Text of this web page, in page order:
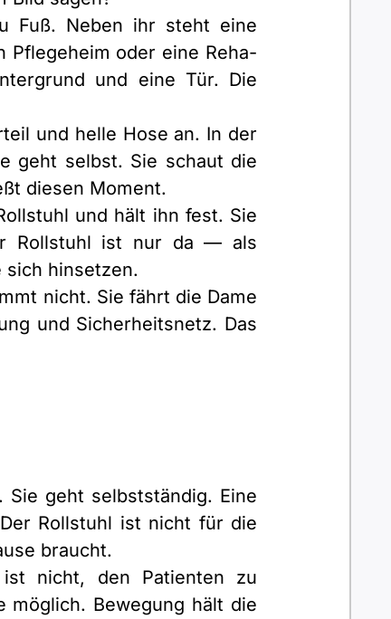
Fuß. Neben ihr steht eine
oder eine Reha-
und eine Tür. Die
und helle Hose an. In der
geht selbst. Sie schaut die
diesen Moment.
und hält ihn fest. Sie
Rollstuhl ist nur da — als
sich hinsetzen.
nicht. Sie fährt die Dame
und Sicherheitsnetz. Das
geht selbstständig. Eine
Rollstuhl ist nicht für die
braucht.
nicht, den Patienten zu
Bewegung hält die